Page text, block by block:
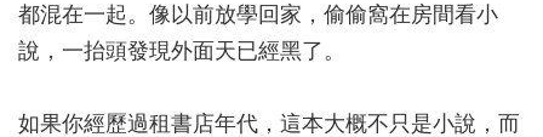
都混在一起。像以前放學回家，偷偷窩在房間看小
說，一抬頭發現外面天已經黑了。
如果你經歷過租書店年代，這本大概不只是小說，而